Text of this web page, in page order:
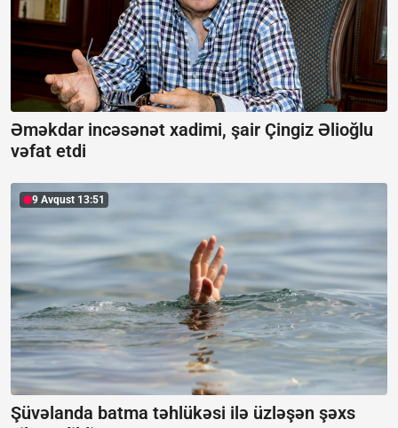
Əməkdar incəsənət xadimi, şair Çingiz Əlioğlu
vəfat etdi
9 Avqust 13:51
Şüvəlanda batma təhlükəsi ilə üzləşən şəxs